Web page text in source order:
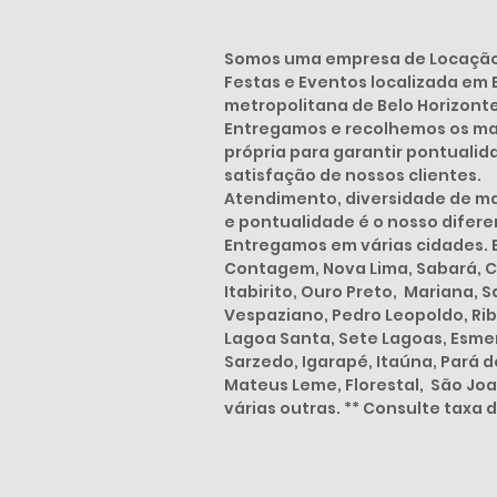
Somos uma empresa de
Festas e Eventos localizada em
metropolitana de Belo
Entregamos e recolhemos os
própria para garantir
satisfação de nossos clientes.
Atendimento, diversidade de
e pontualidade é o nosso
Entregamos em várias cidades.
Contagem, Nova Lima, Sabará,
Itabirito, Ouro Preto, Mariana,
Vespaziano, Pedro Leopoldo,
Lagoa Santa, Sete Lagoas,
Sarzedo, Igarapé, Itaúna, Pará
Mateus Leme, Florestal, São
várias outras. ** Consulte taxa